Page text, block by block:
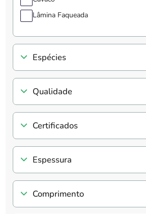
Lâmina Faqueada
Espécies
Qualidade
Certificados
Espessura
Comprimento